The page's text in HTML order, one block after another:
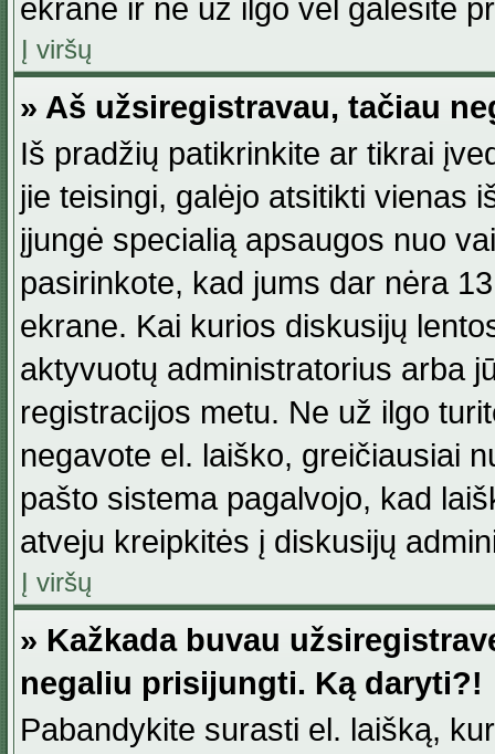
ekrane ir ne už ilgo vėl galėsite
Į viršų
» Aš užsiregistravau, tačiau
Iš pradžių patikrinkite ar tikrai
jie teisingi, galėjo atsitikti vienas
įjungė specialią apsaugos nuo
pasirinkote, kad jums dar nėra
ekrane. Kai kurios diskusijų
aktyvuotų administratorius arba
registracijos metu. Ne už ilgo
negavote el. laiško, greičiausiai
pašto sistema pagalvojo, kad
atveju kreipkitės į diskusijų
Į viršų
» Kažkada buvau
negaliu prisijungti. Ką daryti?!
Pabandykite surasti el. laišką,